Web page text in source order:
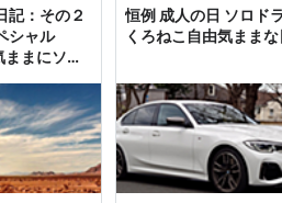
記：その２
シャル
ままにソロ
恒例 成人の日 ソロド
くろねこ自由気まま